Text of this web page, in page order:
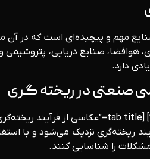
مهم و پیچیده‌ای است که در آن
هوافضا، صنایع دریایی،
دارد.
صنعتی در ریخته ‌گری
ریخته‌گری نزدیک می‌شود و با
مشکلات را شناسایی کنند.